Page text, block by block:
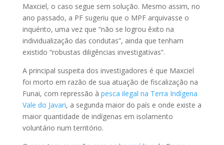
Maxciel, o caso segue sem solução. Mesmo assim, no
ano passado, a PF sugeriu que o MPF arquivasse o
inquérito, uma vez que “não se logrou êxito na
individualização das condutas”, ainda que tenham
existido “robustas diligências investigativas”.
A principal suspeita dos investigadores é que Maxciel
foi morto em razão de sua atuação de fiscalização na
Funai, com repressão à pesca ilegal na Terra Indígena
Vale do Javari, a segunda maior do país e onde existe a
maior quantidade de indígenas em isolamento
voluntário num território.